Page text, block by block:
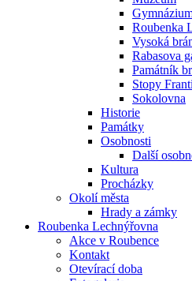
Roubenka
Vysoká
Rabasova
Památník
Stopy
Sokolovna
Historie
Památky
Osobnosti
Další
Kultura
Procházky
Okolí města
Hrady a zámky
Roubenka Lechnýřovna
Akce v Roubence
Kontakt
Otevírací doba